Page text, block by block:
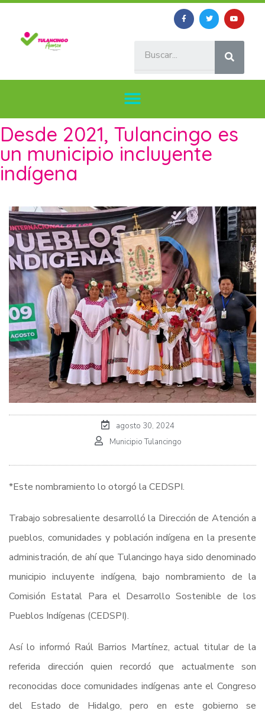
Desde 2021, Tulancingo es
un municipio incluyente
indígena
agosto 30, 2024
Municipio Tulancingo
*Este nombramiento lo otorgó la CEDSPI.
Trabajo sobresaliente desarrolló la Dirección de Atención a
pueblos, comunidades y población indígena en la presente
administración, de ahí que Tulancingo haya sido denominado
municipio incluyente indígena, bajo nombramiento de la
Comisión Estatal Para el Desarrollo Sostenible de los
Pueblos Indígenas (CEDSPI).
Así lo informó Raúl Barrios Martínez, actual titular de la
referida dirección quien recordó que actualmente son
reconocidas doce comunidades indígenas ante el Congreso
del Estado de Hidalgo, pero en este gobierno se